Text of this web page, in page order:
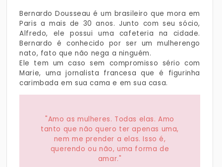
Bernardo Dousseau é um brasileiro que mora em
Paris a mais de 30 anos. Junto com seu sócio,
Alfredo, ele possui uma cafeteria na cidade.
Bernardo é conhecido por ser um mulherengo
nato, fato que não nega a ninguém.
Ele tem um caso sem compromisso sério com
Marie, uma jornalista francesa que é figurinha
carimbada em sua cama e em sua casa.
"Amo as mulheres. Todas elas. Amo
tanto que não quero ter apenas uma,
nem me prender a elas. Isso é,
querendo ou não, uma forma de
amar."